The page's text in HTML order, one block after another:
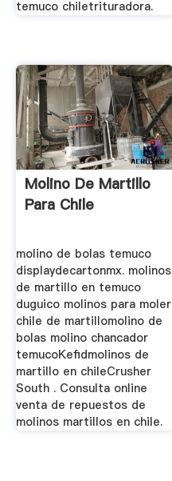
temuco chiletrituradora.
Molino De Martillo
Para Chile
molino de bolas temuco
displaydecartonmx. molinos
de martillo en temuco
duguico molinos para moler
chile de martillomolino de
bolas molino chancador
temucoKefidmolinos de
martillo en chileCrusher
South . Consulta online
venta de repuestos de
molinos martillos en chile.